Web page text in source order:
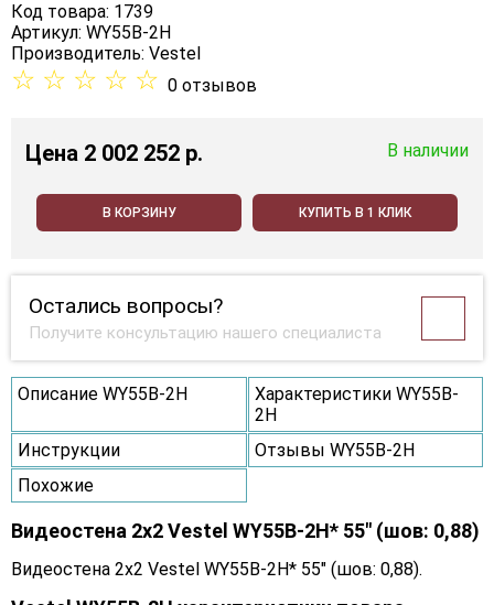
Код товара: 1739
Артикул: WY55B-2H
Производитель: Vestel
☆ ☆ ☆ ☆ ☆ 0 отзывов
Цена 2 002 252 p. В наличии
В КОРЗИНУ КУПИТЬ В 1 КЛИК
Остались вопросы?
Получите консультацию нашего специалиста
Описание WY55B-2H
Характеристики WY55B-
2H
Инструкции
Отзывы WY55B-2H
Похожие
Видеостена 2x2 Vestel WY55B-2H* 55" (шов: 0,88)
Видеостена 2x2 Vestel WY55B-2H* 55" (шов: 0,88).